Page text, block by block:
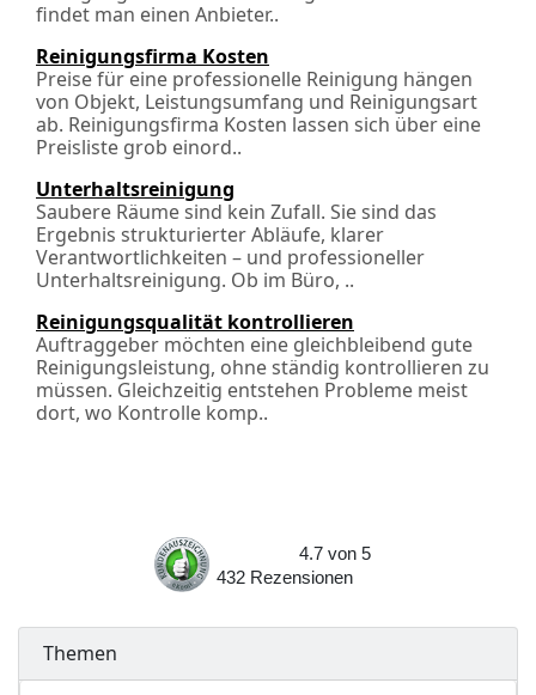
findet man einen Anbieter..
Reinigungsfirma Kosten
Preise für eine professionelle Reinigung hängen
von Objekt, Leistungsumfang und Reinigungsart
ab. Reinigungsfirma Kosten lassen sich über eine
Preisliste grob einord..
Unterhaltsreinigung
Saubere Räume sind kein Zufall. Sie sind das
Ergebnis strukturierter Abläufe, klarer
Verantwortlichkeiten – und professioneller
Unterhaltsreinigung. Ob im Büro, ..
Reinigungsqualität kontrollieren
Auftraggeber möchten eine gleichbleibend gute
Reinigungsleistung, ohne ständig kontrollieren zu
müssen. Gleichzeitig entstehen Probleme meist
dort, wo Kontrolle komp..
4.7 von 5
432
Rezensionen
Themen